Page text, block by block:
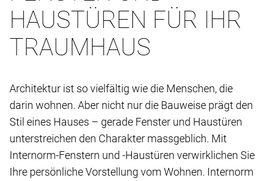
HAUSTÜREN FÜR IHR
TRAUMHAUS
Architektur ist so vielfältig wie die Menschen, die
darin wohnen. Aber nicht nur die Bauweise prägt den
Stil eines Hauses – gerade Fenster und Haustüren
unterstreichen den Charakter massgeblich. Mit
Internorm-Fenstern und -Haustüren verwirklichen Sie
Ihre persönliche Vorstellung vom Wohnen. Internorm